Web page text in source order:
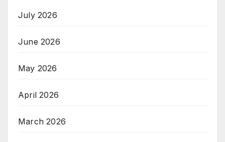
July 2026
June 2026
May 2026
April 2026
March 2026